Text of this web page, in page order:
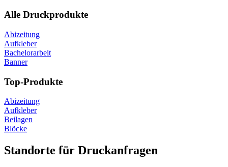
Alle Druckprodukte
Abizeitung
Aufkleber
Bachelorarbeit
Banner
Top-Produkte
Abizeitung
Aufkleber
Beilagen
Blöcke
Standorte für Druckanfragen